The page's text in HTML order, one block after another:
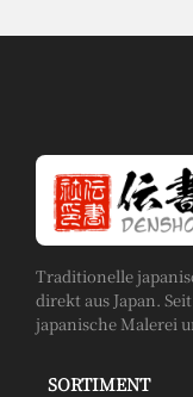
Traditionelle
direkt aus Japan.
japanische Malerei
SORTIMENT